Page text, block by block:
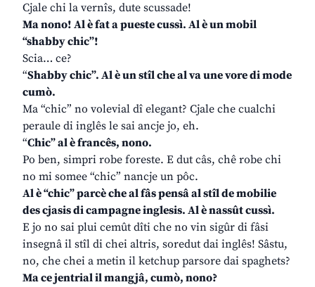
Cjale chi la vernîs, dute scussade!
Ma nono! Al è fat a pueste cussì. Al è un mobil
“shabby chic”!
Scia… ce?
“Shabby chic”. Al è un stîl che al va une vore di mode
cumò.
Ma “chic” no volevial dî elegant? Cjale che cualchi
peraule di inglês le sai ancje jo, eh.
“Chic” al è francês, nono.
Po ben, simpri robe foreste. E dut câs, chê robe chi
no mi somee “chic” nancje un pôc.
Al è “chic” parcè che al fâs pensâ al stîl de mobilie
des cjasis di campagne inglesis. Al è nassût cussì.
E jo no sai plui cemût dîti che no vin sigûr di fâsi
insegnâ il stîl di chei altris, soredut dai inglês! Sâstu,
no, che chei a metin il ketchup parsore dai spaghets?
Ma ce jentrial il mangjâ, cumò, nono?